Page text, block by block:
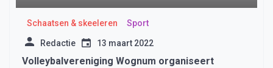
Schaatsen & skeeleren Sport
Redactie 13 maart 2022
Volleybalvereniging Wognum organiseert